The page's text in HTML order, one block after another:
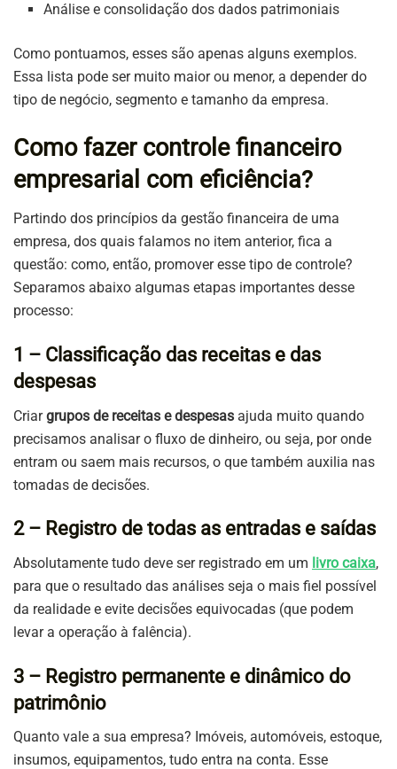
Análise e consolidação dos dados patrimoniais
Como pontuamos, esses são apenas alguns exemplos.
Essa lista pode ser muito maior ou menor, a depender do
tipo de negócio, segmento e tamanho da empresa.
Como fazer controle financeiro
empresarial com eficiência?
Partindo dos princípios da gestão financeira de uma
empresa, dos quais falamos no item anterior, fica a
questão: como, então, promover esse tipo de controle?
Separamos abaixo algumas etapas importantes desse
processo:
1 – Classificação das receitas e das
despesas
Criargrupos de receitas e despesas ajuda muito quando
precisamos analisar o fluxo de dinheiro, ou seja, por onde
entram ou saem mais recursos, o que também auxilia nas
tomadas de decisões.
2 – Registro de todas as entradas e saídas
Absolutamente tudo deve ser registrado em um livro caixa,
para que o resultado das análises seja o mais fiel possível
da realidade e evite decisões equivocadas (que podem
levar a operação à falência).
3 – Registro permanente e dinâmico do
patrimônio
Quanto vale a sua empresa? Imóveis, automóveis, estoque,
insumos, equipamentos, tudo entra na conta. Esse